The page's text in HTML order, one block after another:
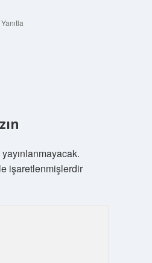
Yanıtla
işaretlenmişlerdir